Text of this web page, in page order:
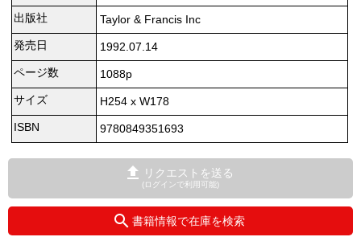
出版社
Taylor & Francis Inc
発売日
1992.07.14
ページ数
1088p
サイズ
H254 x W178
ISBN
9780849351693
リクエストを送る
(ログインで利用可能)
書籍情報で在庫を検索